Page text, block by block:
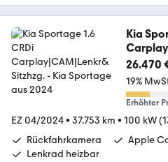
Kia
26.470
19%
Erhöhter
EZ 04/2024• 37.753 km • 100 kW
Rückfahrkamera
Apple
Lenkrad heizbar